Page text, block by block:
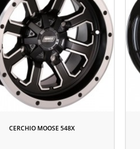
CERCHIO MOOSE 548X